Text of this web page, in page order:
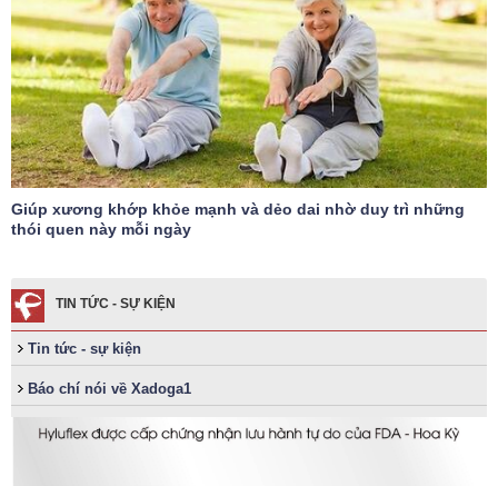
Giúp xương khớp khỏe mạnh và dẻo dai nhờ duy trì những
thói quen này mỗi ngày
TIN TỨC - SỰ KIỆN
Tin tức - sự kiện
Báo chí nói về Xadoga1